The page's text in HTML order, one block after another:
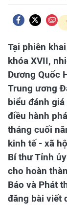
Tại phiên
khóa XVII,
Dương Quốc
Trung ương
biểu đánh
điều hành
tháng cuối
kinh tế - xã
Bí thư Tỉnh
cho hoàn
Báo và Phát
đăng bài viết